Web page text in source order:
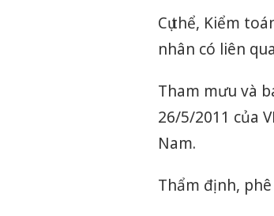
Cụ thể, Kiểm
nhân có liên
Tham mưu và
26/5/2011 của
Nam.
Thẩm định,